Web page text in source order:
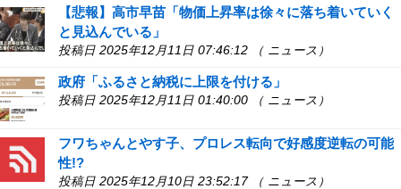
【悲報】高市早苗「物価上昇率は徐々に落ち着いていく
と見込んでいる」
投稿日 2025年12月11日 07:46:12 （ ニュース）
政府「ふるさと納税に上限を付ける」
投稿日 2025年12月11日 01:40:00 （ ニュース）
フワちゃんとやす子、プロレス転向で好感度逆転の可能
性!?
投稿日 2025年12月10日 23:52:17 （ ニュース）